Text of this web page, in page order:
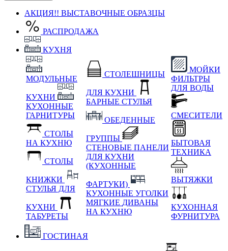
АКЦИЯ!! ВЫСТАВОЧНЫЕ ОБРАЗЦЫ
РАСПРОДАЖА
КУХНЯ
МОДУЛЬНЫЕ
КУХНИ
КУХОННЫЕ
ГАРНИТУРЫ
СТОЛЫ
НА КУХНЮ
СТОЛЫ
КНИЖКИ
СТУЛЬЯ ДЛЯ
КУХНИ
ТАБУРЕТЫ
СТОЛЕШНИЦЫ
ДЛЯ КУХНИ
БАРНЫЕ СТУЛЬЯ
ОБЕДЕННЫЕ
ГРУППЫ
СТЕНОВЫЕ ПАНЕЛИ
ДЛЯ КУХНИ
(КУХОННЫЕ
ФАРТУКИ)
КУХОННЫЕ УГОЛКИ
МЯГКИЕ ДИВАНЫ
НА КУХНЮ
МОЙКИ
ФИЛЬТРЫ
ДЛЯ ВОДЫ
СМЕСИТЕЛИ
БЫТОВАЯ
ТЕХНИКА
ВЫТЯЖКИ
КУХОННАЯ
ФУРНИТУРА
ГОСТИНАЯ